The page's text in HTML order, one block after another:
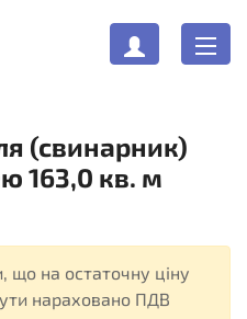
(свинарник)
163,0 кв. м
що на остаточну ціну
нараховано ПДВ